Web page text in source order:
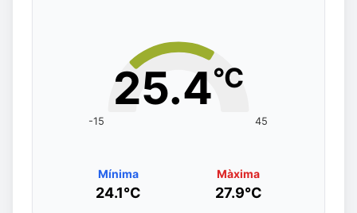
25.4°C
-15 45
Mínima
24.1°C
Màxima
27.9°C